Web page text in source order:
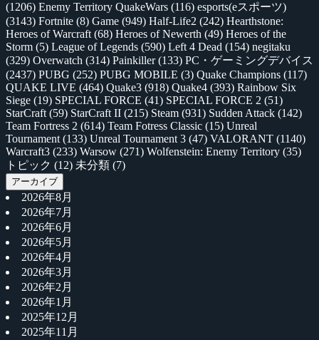
(1206) Enemy Territory QuakeWars (116) esports(eスポーツ)
(3143) Fortnite (8) Game (949) Half-Life2 (242) Hearthstone:
Heroes of Warcraft (68) Heroes of Newerth (49) Heroes of the
Storm (5) League of Legends (590) Left 4 Dead (154) negitaku
(329) Overwatch (314) Painkiller(133) PC・ゲーミングデバイス
(2437) PUBG (252) PUBG MOBILE (3) Quake Champions (117)
QUAKE LIVE (464) Quake3 (918) Quake4 (393) Rainbow Six
Siege (19) SPECIAL FORCE (41) SPECIAL FORCE 2 (51)
StarCraft (59) StarCraft II (215) Steam (931) Sudden Attack (142)
Team Fortress 2 (614) Team Fotress Classic (15) Unreal
Tournament (133) Unreal Tournament 3 (47) VALORANT (1140)
Warcraft3 (233) Warsow (271) Wolfenstein: Enemy Territory (35)
トピック (12) 未分類 (7)
アーカイブ
2026年8月
2026年7月
2026年6月
2026年5月
2026年4月
2026年3月
2026年2月
2026年1月
2025年12月
2025年11月